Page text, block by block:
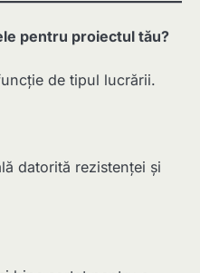
pentru proiectul tău?
de tipul lucrării.
datorită rezistenței și